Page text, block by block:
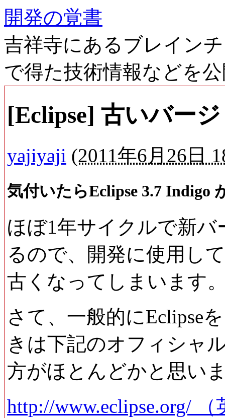
開発の覚書
吉祥寺にあるブレイン
で得た技術情報などを
[Eclipse] 古いバー
yajiyaji (2011年6月26日
気付いたらEclipse 3.7 Indigo
ほぼ1年サイクルで新
るので、開発に使用し
古くなってしまいます
さて、一般的にEclipse
きは下記のオフィシャ
方がほとんどかと思い
http://www.eclipse.org/ （